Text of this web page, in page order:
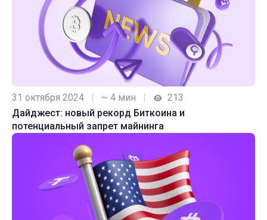
31 октября 2024 | ~ 4 мин |
213
Дайджест: новый рекорд Биткоина и
потенциальный запрет майнинга